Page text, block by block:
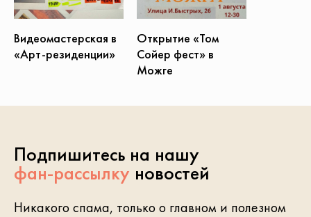
Открытие «Том
Сойер фест» в
Можге
Видеомастерская в
«Арт-резиденции»
Подпишитесь на нашу
фан-рассылку новостей
Никакого спама, только о главном и полезном